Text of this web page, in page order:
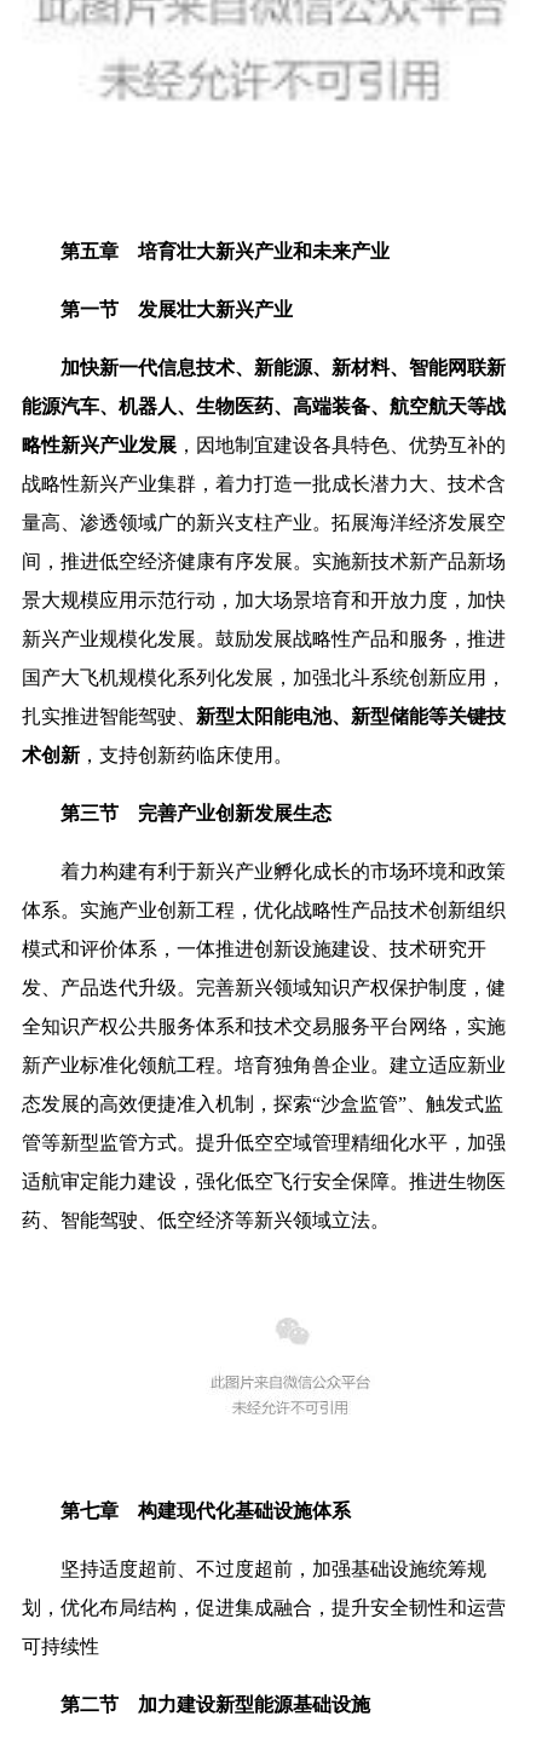
第五章 培育壮大新兴产业和未来产业
第一节 发展壮大新兴产业
加快新一代信息技术、新能源、新材料、智能网联新
能源汽车、机器人、生物医药、高端装备、航空航天等战
略性新兴产业发展 ，因地制宜建设各具特色、优势互补的
战略性新兴产业集群，着力打造一批成长潜力大、技术含
量高、渗透领域广的新兴支柱产业。拓展海洋经济发展空
间，推进低空经济健康有序发展。实施新技术新产品新场
景大规模应用示范行动，加大场景培育和开放力度，加快
新兴产业规模化发展。鼓励发展战略性产品和服务，推进
国产大飞机规模化系列化发展，加强北斗系统创新应用，
扎实推进智能驾驶、 新型太阳能电池、新型储能等关键技
术创新 ，支持创新药临床使用。
第三节 完善产业创新发展生态
着力构建有利于新兴产业孵化成长的市场环境和政策
体系。实施产业创新工程，优化战略性产品技术创新组织
模式和评价体系，一体推进创新设施建设、技术研究开
发、产品迭代升级。完善新兴领域知识产权保护制度，健
全知识产权公共服务体系和技术交易服务平台网络，实施
新产业标准化领航工程。培育独角兽企业。建立适应新业
态发展的高效便捷准入机制，探索“沙盒监管”、触发式监
管等新型监管方式。提升低空空域管理精细化水平，加强
适航审定能力建设，强化低空飞行安全保障。推进生物医
药、智能驾驶、低空经济等新兴领域立法。
第七章 构建现代化基础设施体系
坚持适度超前、不过度超前，加强基础设施统筹规
划，优化布局结构，促进集成融合，提升安全韧性和运营
可持续性
第二节 加力建设新型能源基础设施